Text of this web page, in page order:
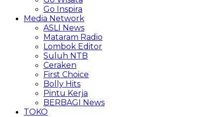
Go Inspira
Media Network
ASLI News
Mataram Radio
Lombok Editor
Suluh NTB
Ceraken
First Choice
Bolly Hits
Pintu Kerja
BERBAGI News
TOKO